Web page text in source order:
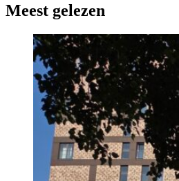
Meest gelezen